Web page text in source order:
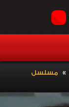
» مسلسل